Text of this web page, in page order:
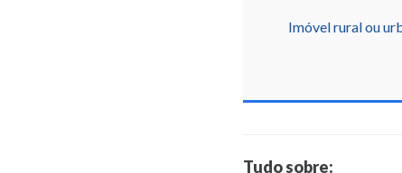
Imóvel rural ou
Tudo sobre: